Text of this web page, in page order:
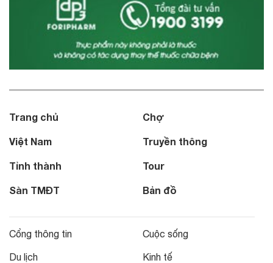
Trang chủ
Việt Nam
Tỉnh thành
Sàn TMĐT
Chợ
Truyền thông
Tour
Bản đồ
Cổng thông tin
Du lịch
Cuộc sống
Kinh tế